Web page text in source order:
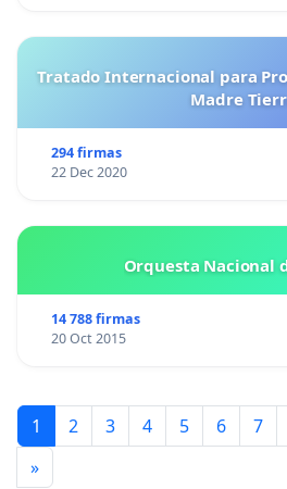
Tratado Internacional para
Madre
294 firmas
22 Dec 2020
Orquesta Nacional
14 788 firmas
20 Oct 2015
1 2 3 4 5 6 7
»